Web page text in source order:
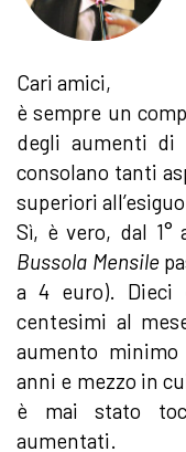
Cari amici,
è sempre un
degli aumenti di
consolano tanti
superiori
Sì, è vero, dal 1°
Bussola Mensile
a 4 euro). Dieci
centesimi al
aumento
anni e mezzo in
è mai stato
aumentati.